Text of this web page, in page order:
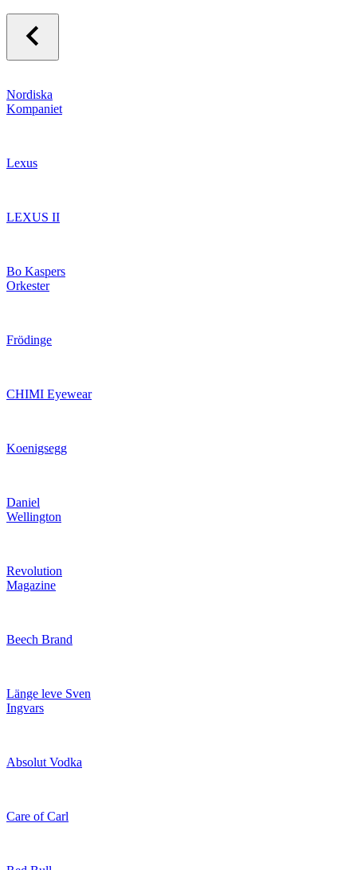
Nordiska
Kompaniet
Lexus
LEXUS II
Bo Kaspers
Orkester
Frödinge
CHIMI Eyewear
Koenigsegg
Daniel
Wellington
Revolution
Magazine
Beech Brand
Länge leve Sven
Ingvars
Absolut Vodka
Care of Carl